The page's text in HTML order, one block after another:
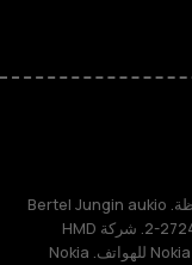
TM و © 2026 HMD Global. جميع الحقوق محفوظة. Bertel Jungin aukio
9, 02600 Espoo, Finland. مُعرِّف الشركة: 2724044-2. شركة HMD
Global Oy حاصلة على ترخيص من الاسم التجاري Nokia للهواتف. Nokia